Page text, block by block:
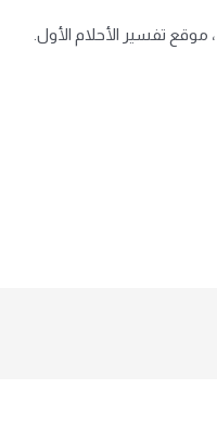
تفسير الأحلام الأول.